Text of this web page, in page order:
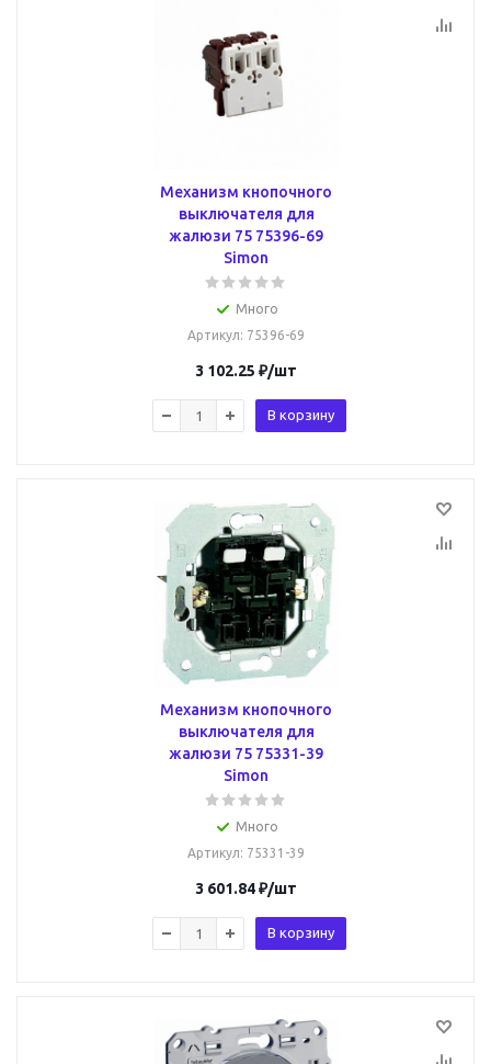
Механизм кнопочного
выключателя для
жалюзи 75 75396-69
Simon
Много
Артикул: 75396-69
3 102.25 ₽/шт
В корзину
Механизм кнопочного
выключателя для
жалюзи 75 75331-39
Simon
Много
Артикул: 75331-39
3 601.84₽/шт
В корзину